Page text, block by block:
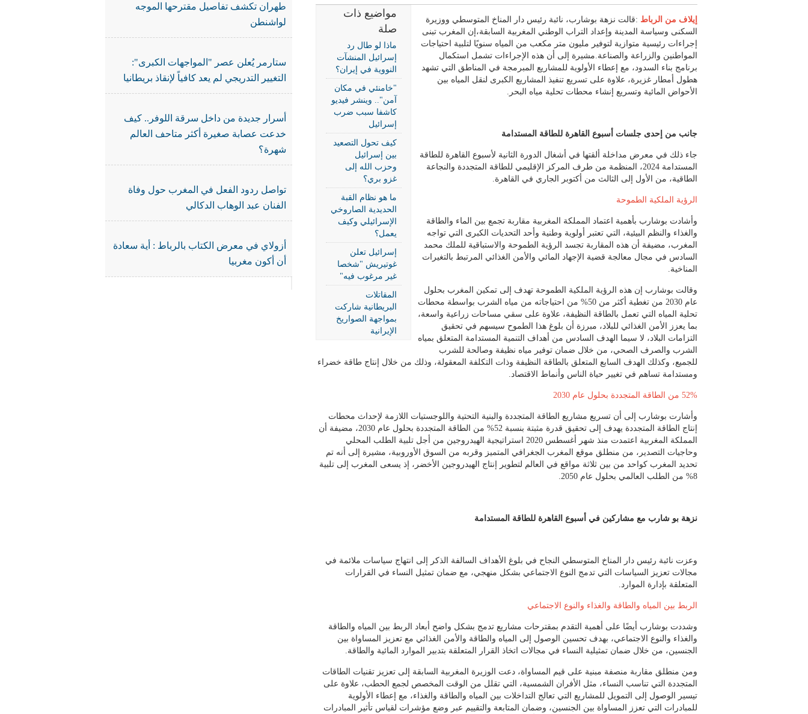
مواضيع ذات
صلة
ماذا لو طال رد
إسرائيل المنشآت
النووية في إيران؟
"خامنئي في مكان
آمن".. وينشر فيديو
كاشفا سبب ضرب
إسرائيل
كيف تحول التصعيد
بين إسرائيل
وحزب الله إلى
غزو بري؟
ما هو نظام القبة
الحديدية الصاروخي
الإسرائيلي وكيف
يعمل؟
إسرائيل تعلن
غوتيريش "شخصا
غير مرغوب فيه"
المقاتلات
البريطانية شاركت
بمواجهة الصواريخ
الإيرانية
إيلاف من الرباط :قالت نزهة بوشارب، نائبة رئيس دار المناخ المتوسطي ووزيرة
السكنى وسياسة المدينة وإعداد التراب الوطني المغربية السابقة،إن المغرب تبنى
إجراءات رئيسية متوازية لتوفير مليون متر مكعب من المياه سنويًا لتلبية احتياجات
المواطنين والزراعة والصناعة.مشيرة إلى أن هذه الإجراءات تشمل استكمال
برنامج بناء السدود، مع إعطاء الأولوية للمشاريع المبرمجة في المناطق التي تشهد
هطول أمطار غزيرة، علاوة على تسريع تنفيذ المشاريع الكبرى لنقل المياه بين
الأحواض المائية وتسريع إنشاء محطات تحلية مياه البحر.
جانب من إحدى جلسات أسبوع القاهرة للطاقة المستدامة
جاء ذلك في معرض مداخلة ألقتها في أشغال الدورة الثانية لأسبوع القاهرة للطاقة
المستدامة 2024، المنظمة من طرف المركز الإقليمي للطاقة المتجددة والنجاعة
الطاقية، من الأول إلى الثالث من أكتوبر الجاري في القاهرة.
الرؤية الملكية الطموحة
وأشادت بوشارب بأهمية اعتماد المملكة المغربية مقاربة تجمع بين الماء والطاقة
والغذاء والنظم البيئية، التي تعتبر أولوية وطنية وأحد التحديات الكبرى التي تواجه
المغرب، مضيفة أن هذه المقاربة تجسد الرؤية الطموحة والاستباقية للملك محمد
السادس في مجال معالجة قضية الإجهاد المائي والأمن الغذائي المرتبط بالتغيرات
المناخية.
وقالت بوشارب إن هذه الرؤية الملكية الطموحة تهدف إلى تمكين المغرب بحلول
عام 2030 من تغطية أكثر من 50% من احتياجاته من مياه الشرب بواسطة محطات
تحلية المياه التي تعمل بالطاقة النظيفة، علاوة على سقي مساحات زراعية واسعة،
بما يعزز الأمن الغذائي للبلاد، مبرزة أن بلوغ هذا الطموح سيسهم في تحقيق
التزامات البلاد، لا سيما الهدف السادس من أهداف التنمية المستدامة المتعلق بمياه
الشرب والصرف الصحي، من خلال ضمان توفير مياه نظيفة وصالحة للشرب
للجميع، وكذلك الهدف السابع المتعلق بالطاقة النظيفة وذات التكلفة المعقولة، وذلك من خلال إنتاج طاقة خضراء
ومستدامة تساهم في تغيير حياة الناس وأنماط الاقتصاد.
52% من الطاقة المتجددة بحلول عام 2030
وأشارت بوشارب إلى أن تسريع مشاريع الطاقة المتجددة والبنية التحتية واللوجستيات اللازمة لإحداث محطات
إنتاج الطاقة المتجددة يهدف إلى تحقيق قدرة مثبتة بنسبة 52% من الطاقة المتجددة بحلول عام 2030، مضيفة أن
المملكة المغربية اعتمدت منذ شهر أغسطس 2020 استراتيجية الهيدروجين من أجل تلبية الطلب المحلي
وحاجيات التصدير، من منطلق موقع المغرب الجغرافي المتميز وقربه من السوق الأوروبية، مشيرة إلى أنه تم
تحديد المغرب كواحد من بين ثلاثة مواقع في العالم لتطوير إنتاج الهيدروجين الأخضر، إذ يسعى المغرب إلى تلبية
8% من الطلب العالمي بحلول عام 2050.
نزهة بو شارب مع مشاركين في أسبوع القاهرة للطاقة المستدامة
وعزت نائبة رئيس دار المناخ المتوسطي النجاح في بلوغ الأهداف السالفة الذكر إلى انتهاج سياسات ملائمة في
مجالات تعزيز السياسات التي تدمج النوع الاجتماعي بشكل منهجي، مع ضمان تمثيل النساء في القرارات
المتعلقة بإدارة الموارد.
الربط بين المياه والطاقة والغذاء والنوع الاجتماعي
وشددت بوشارب أيضًا على أهمية التقدم بمقترحات مشاريع تدمج بشكل واضح أبعاد الربط بين المياه والطاقة
والغذاء والنوع الاجتماعي، بهدف تحسين الوصول إلى المياه والطاقة والأمن الغذائي مع تعزيز المساواة بين
الجنسين، من خلال ضمان تمثيلية النساء في مجالات اتخاذ القرار المتعلقة بتدبير الموارد المائية والطاقة.
ومن منطلق مقاربة منصفة مبنية على قيم المساواة، دعت الوزيرة المغربية السابقة إلى تعزيز تقنيات الطاقات
المتجددة التي تناسب النساء، مثل الأفران الشمسية، التي تقلل من الوقت المخصص لجمع الحطب، علاوة على
تيسير الوصول إلى التمويل للمشاريع التي تعالج التداخلات بين المياه والطاقة والغذاء، مع إعطاء الأولوية
للمبادرات التي تعزز المساواة بين الجنسين، وضمان المتابعة والتقييم عبر وضع مؤشرات لقياس تأثير المبادرات
طهران تكشف تفاصيل مقترحها الموجه
لواشنطن
ستارمر يُعلن عصر "المواجهات الكبرى":
التغيير التدريجي لم يعد كافياً لإنقاذ بريطانيا
أسرار جديدة من داخل سرقة اللوفر.. كيف
خدعت عصابة صغيرة أكثر متاحف العالم
شهرة؟
تواصل ردود الفعل في المغرب حول وفاة
الفنان عبد الوهاب الدكالي
أزولاي في معرض الكتاب بالرباط : أية سعادة
أن أكون مغربيا